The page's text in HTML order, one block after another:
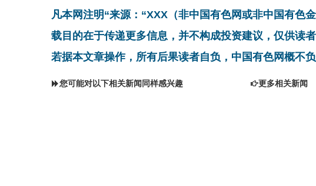
凡本网注明“来源：“XXX（非中国有色网或非中国有色
载目的在于传递更多信息，并不构成投资建议，仅供读者
若据本文章操作，所有后果读者自负，中国有色网概不负
您可能对以下相关新闻同样感兴趣 更多相关新闻